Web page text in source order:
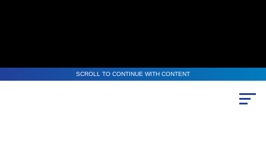
SCROLL TO CONTINUE WITH CONTENT